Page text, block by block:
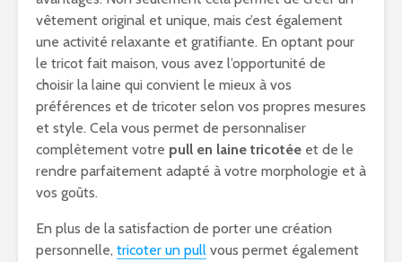
vêtement original et unique, mais c’est également
une activité relaxante et gratifiante. En optant pour
le tricot fait maison, vous avez l’opportunité de
choisir la laine qui convient le mieux à vos
préférences et de tricoter selon vos propres mesures
et style. Cela vous permet de personnaliser
complètement votre pull en laine tricotée et de le
rendre parfaitement adapté à votre morphologie et à
vos goûts.
En plus de la satisfaction de porter une création
personnelle, tricoter un pull vous permet également